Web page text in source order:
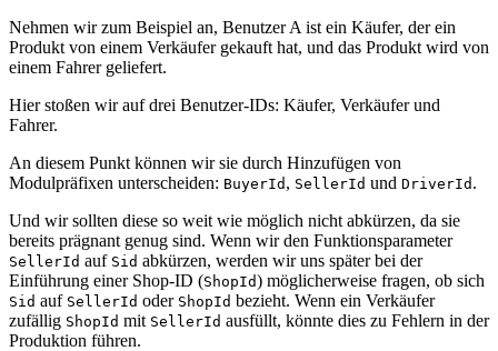
Nehmen wir zum Beispiel an, Benutzer A ist ein Käufer, der ein
Produkt von einem Verkäufer gekauft hat, und das Produkt wird von
einem Fahrer geliefert.
Hier stoßen wir auf drei Benutzer-IDs: Käufer, Verkäufer und
Fahrer.
An diesem Punkt können wir sie durch Hinzufügen von
Modulpräfixen unterscheiden: BuyerId , SellerId und DriverId .
Und wir sollten diese so weit wie möglich nicht abkürzen, da sie
bereits prägnant genug sind. Wenn wir den Funktionsparameter
SellerId auf Sid abkürzen, werden wir uns später bei der
Einführung einer Shop-ID (ShopId) möglicherweise fragen, ob sich
Sid auf SellerId oder ShopId bezieht. Wenn ein Verkäufer
zufällig ShopId mit SellerId ausfüllt, könnte dies zu Fehlern in der
Produktion führen.